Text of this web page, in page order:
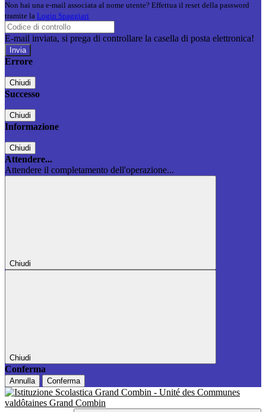
Non hai una e-mail associata al nome utente? Effettua il reset della password
tramite la Login Spaggiari
E-mail inviata, si prega di controllare la casella di posta elettronica!
Errore
Chiudi
Successo
Chiudi
Informazione
Chiudi
Attendere...
Attendere il completamento dell'operazione...
Chiudi
Chiudi
Conferma
Annulla Conferma